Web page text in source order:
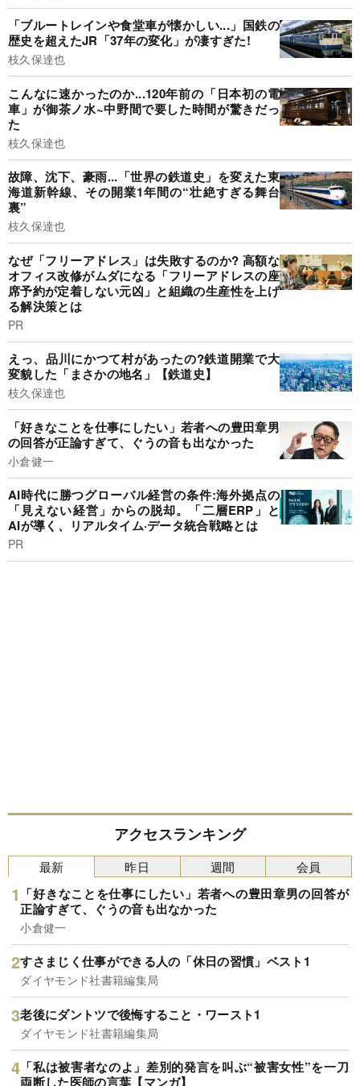
「ブルートレインや食堂車が懐かしい...」国鉄の
歴史を超えたJR「37年の変化」が凄すぎた!
枝久保達也
こんなに速かったのか...120年前の「日本初の電
車」が御茶ノ水~中野間で要した時間が驚きだっ
た
枝久保達也
故障、沈下、豪雨...「世界の鉄道史」を変えた東
海道新幹線、その開業1年間の“壮絶すぎる舞台
裏”
枝久保達也
なぜ「フリーアドレス」は失敗するのか? 高額な
オフィス改修がムダになる「フリーアドレスの座
席予約が定着しない元凶」と組織の生産性を上げ
る解決策とは
PR
えっ、品川にかつて村があったの?鉄道開業で大
変貌した「まさかの地名」【鉄道史】
枝久保達也
「好きなことを仕事にしたい」若者への豊田章男
の回答が正論すぎて、ぐうの音も出なかった
小倉健一
AI時代に勝つグローバル経営の条件:海外拠点の
「見えない経営」からの脱却。「二層ERP」と
AIが導く、リアルタイム·データ統合戦略とは
PR
アクセスランキング
最新
「好きなことを仕事にしたい」若者への豊田章男の回答が
正論すぎて、ぐうの音も出なかった
小倉健一
すさまじく仕事ができる人の「休日の習慣」ベスト1
ダイヤモンド社書籍編集局
老後にダントツで後悔すること・ワースト1
ダイヤモンド社書籍編集局
「私は被害者なのよ」差別的発言を叫ぶ“被害女性”を一刀
両断した医師の言葉【マンガ】
昨日 週間 会員